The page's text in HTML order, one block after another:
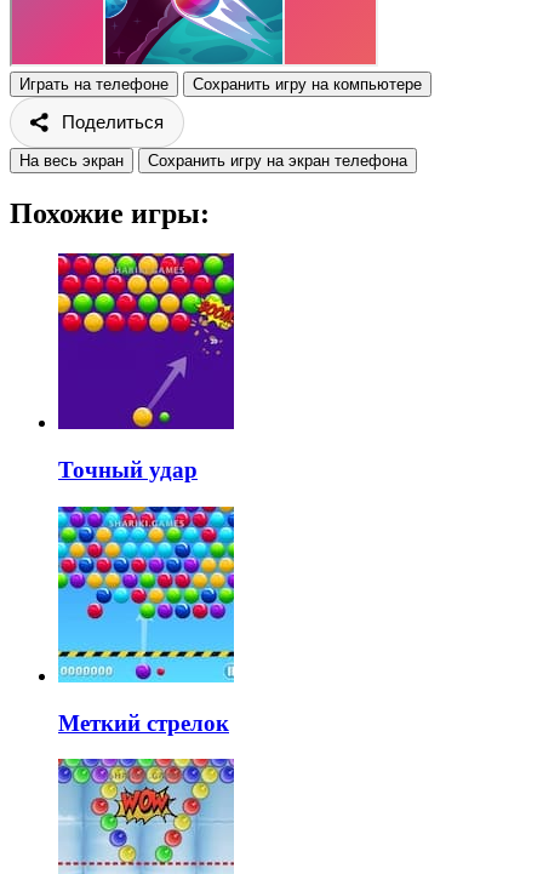
Играть на телефоне Сохранить игру на компьютере
Поделиться
На весь экран Сохранить игру на экран телефона
Похожие игры:
Точный удар
Меткий стрелок